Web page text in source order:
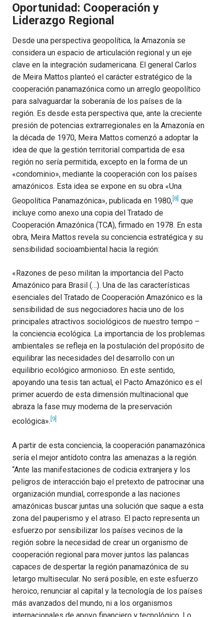
Oportunidad: Cooperación y
Liderazgo Regional
Desde una perspectiva geopolítica, la Amazonía se
considera un espacio de articulación regional y un eje
clave en la integración sudamericana. El general Carlos
de Meira Mattos planteó el carácter estratégico de la
cooperación panamazónica como un arreglo geopolítico
para salvaguardar la soberanía de los países de la
región. Es desde esta perspectiva que, ante la creciente
presión de potencias extrarregionales en la Amazonía en
la década de 1970, Meira Mattos comenzó a adoptar la
idea de que la gestión territorial compartida de esa
región no sería permitida, excepto en la forma de un
«condominio», mediante la cooperación con los países
amazónicos. Esta idea se expone en su obra «Una
Geopolítica Panamazónica», publicada en 1980, [8] que
incluye como anexo una copia del Tratado de
Cooperación Amazónica (TCA), firmado en 1978. En esta
obra, Meira Mattos revela su conciencia estratégica y su
sensibilidad socioambiental hacia la región:
«Razones de peso militan la importancia del Pacto
Amazónico para Brasil (…). Una de las características
esenciales del Tratado de Cooperación Amazónico es la
sensibilidad de sus negociadores hacia uno de los
principales atractivos sociológicos de nuestro tempo –
la conciencia ecológica. La importancia de los problemas
ambientales se refleja en la postulación del propósito de
equilibrar las necesidades del desarrollo con un
equilibrio ecológico armonioso. En este sentido,
apoyando una tesis tan actual, el Pacto Amazónico es el
primer acuerdo de esta dimensión multinacional que
abraza la fase muy moderna de la preservación
ecológica». [9]
A partir de esta conciencia, la cooperación panamazónica
sería el mejor antídoto contra las amenazas a la región.
“Ante las manifestaciones de codicia extranjera y los
peligros de interacción bajo el pretexto de patrocinar una
organización mundial, corresponde a las naciones
amazónicas buscar juntas una solución que saque a esta
zona del pauperismo y el atraso. El pacto representa un
esfuerzo por sensibilizar los países vecinos de la
región sobre la necesidad de crear un organismo de
cooperación regional para mover juntos las palancas
capaces de despertar la región panamazónica de su
letargo multisecular. No será posible, en este esfuerzo
heroico, renunciar al capital y la tecnología de los países
más avanzados del mundo, ni a los organismos
internacionales de apoyo financiero y tecnológico. Lo